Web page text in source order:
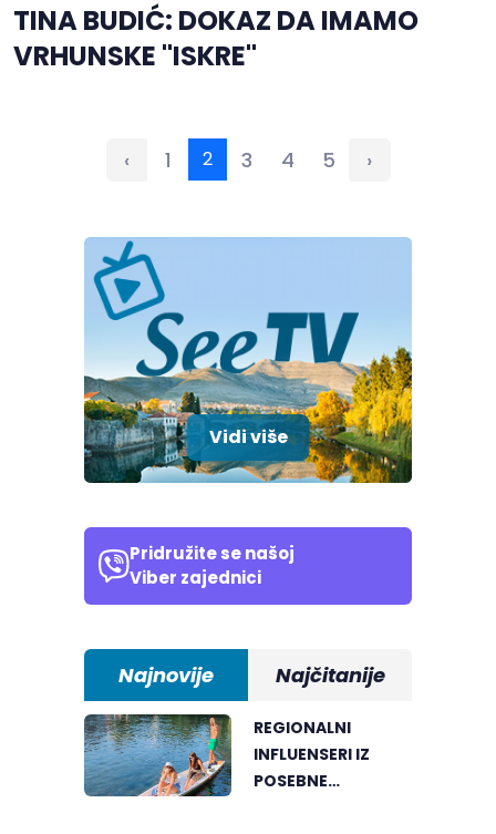
TINA BUDIĆ: DOKAZ DA IMAMO
VRHUNSKE "ISKRE"
‹ 1 2 3 4 5 ›
Vidi više
Pridružite se našoj
Viber zajednici
Najnovije Najčitanije
REGIONALNI
INFLUENSERI IZ
POSEBNE